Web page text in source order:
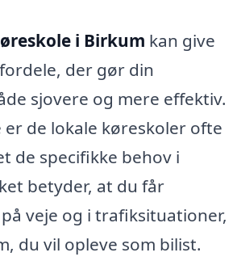
i Birkum kan give
der gør din
sjovere og mere effektiv.
de lokale køreskoler ofte
de specifikke behov i
betyder, at du får
veje og i trafiksituationer,
du vil opleve som bilist.